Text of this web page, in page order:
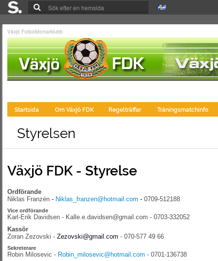
Växjö Fotbolldomarklubb
Startsida Om Växjö FDK Regelträffar Träningsmatchinfo
Styrelsen
Växjö FDK - Styrelse
Ordförande
Niklas Franzén - Niklas_franzen@hotmail.com - 0709-512188
Vice ordförande
Karl-Erik Davidsen - Kalle.e.davidsen@gmail.com - 0703-332052
Kassör
Zoran Zezovski - Zezovski@gmail.com - 070-577 49 66
Sekreterare
Robin Milosevic - Robin_milosevic@hotmail.com - 0701-136738